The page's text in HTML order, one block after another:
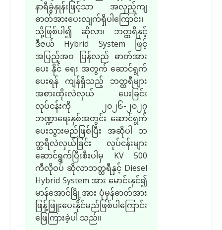
နာရီခွဲနှုန်းဖြင့်သာ အလှည့်ကျ
ဓာတ်အားပေးလျက်ရှိပါကြောင်း၊
သို့ဖြစ်ပါ၍ ဆိုလာ၊ ဘတ္ထရီနှင့်
ဒီဇယ် Hybrid System ဖြင့်
အပြည့်အဝ ပြန်လည် ဓာတ်အား
ပေး နိုင် ရေး အတွက် ဆောင်ရွက်
ပေးရန် ကျန်ရှိသည့် ဘတ္ထရီများ
အစားထိုးလဲလှယ် ပေးခြင်း
လုပ်ငန်းကို ၂၀၂၆-၂၀၂၇
ဘဏ္ဍာရေးနှစ်အတွင်း ဆောင်ရွက်
ပေးသွားမည်ဖြစ်ပြီး အဆိုပါ ဘ
တ္ထရီလဲလှယ်ခြင်း လုပ်ငန်းများ
ဆောင်ရွက်ပြီးစီးပါမှ KV 500
ကီလိုဝပ် ဆိုလာဘတ္ထရီနှင့် Diesel
Hybrid System အား မောင်းနှင်၍
မာန်အောင်မြို့အား ပုံမှန်ဓာတ်အား
ဖြန့်ဖြူးပေးနိုင်မည်ဖြစ်ပါကြောင်း
ဖြေကြားခဲ့ပါ သည်။